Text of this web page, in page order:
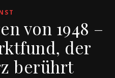
von 1948 –
der
berührt